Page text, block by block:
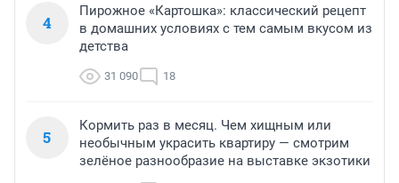
4
Пирожное «Картошка»: классический рецепт
в домашних условиях с тем самым вкусом из
детства
31 090 18
5
Кормить раз в месяц. Чем хищным или
необычным украсить квартиру — смотрим
зелёное разнообразие на выставке экзотики